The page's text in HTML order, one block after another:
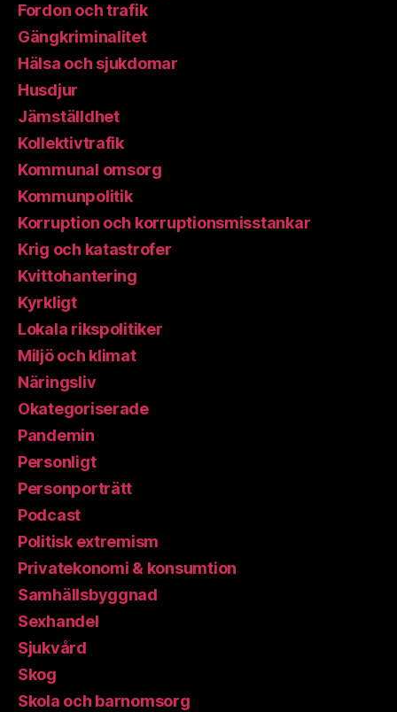
Fordon och trafik
Gängkriminalitet
Hälsa och sjukdomar
Husdjur
Jämställdhet
Kollektivtrafik
Kommunal omsorg
Kommunpolitik
Korruption och korruptionsmisstankar
Krig och katastrofer
Kvittohantering
Kyrkligt
Lokala rikspolitiker
Miljö och klimat
Näringsliv
Okategoriserade
Pandemin
Personligt
Personporträtt
Podcast
Politisk extremism
Privatekonomi & konsumtion
Samhällsbyggnad
Sexhandel
Sjukvård
Skog
Skola och barnomsorg